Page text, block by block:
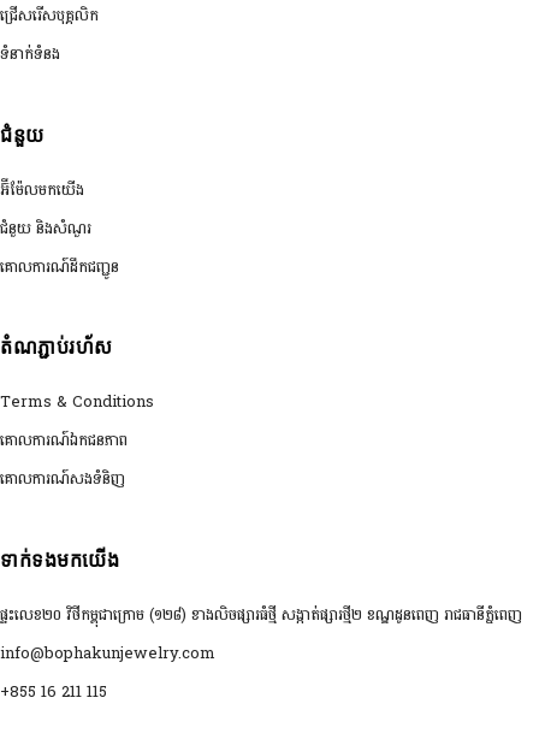
ជ្រើសរើសបុគ្គលិក
ទំនាក់ទំនង
ជំនួយ
អ៊ីម៉ែលមកយើង
ជំនួយ និងសំណួរ
គោលការណ៍ដឹកជញ្ជូន
តំណភ្ជាប់រហ័ស
Terms & Conditions
គោលការណ៍ឯកជនភាព
គោលការណ៍សងទំនិញ
ទាក់ទងមកយើង
ផ្ទះលេខ២០ វិថីកម្ពុជាក្រោម (១២៨) ខាងលិចផ្សារធំថ្មី សង្កាត់ផ្សារថ្មី២ ខណ្ឌដូនពេញ រាជធានីភ្នំពេញ
info@bophakunjewelry.com
+855 16 211 115